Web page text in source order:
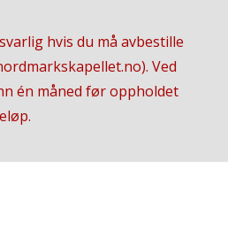
hvis du må avbestille
Ved
én måned før oppholdet